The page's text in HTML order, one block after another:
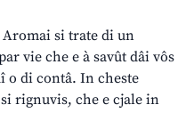
Aromai si trate di un
vie che e à savût dâi vôs
o di contâ. In cheste
rignuvis, che e cjale in